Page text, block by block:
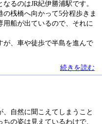
るのはJR紀伊勝浦駅です。
桟橋へ向かって5分程歩きま
船が出ているので、それに
が、車や徒歩で半島を進んで
続きを読む
自然に聞こえてしまうこと
の姿は見えているわけで、